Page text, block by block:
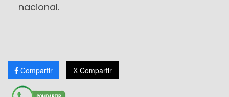
nacional.
Compartir X Compartir